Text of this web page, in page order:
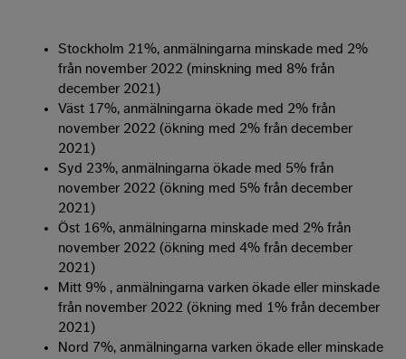
Stockholm 21%, anmälningarna minskade med 2%
från november 2022 (minskning med 8% från
december 2021)
Väst 17%, anmälningarna ökade med 2% från
november 2022 (ökning med 2% från december
2021)
Syd 23%, anmälningarna ökade med 5% från
november 2022 (ökning med 5% från december
2021)
Öst 16%, anmälningarna minskade med 2% från
november 2022 (ökning med 4% från december
2021)
Mitt 9% , anmälningarna varken ökade eller minskade
från november 2022 (ökning med 1% från december
2021)
Nord 7%, anmälningarna varken ökade eller minskade